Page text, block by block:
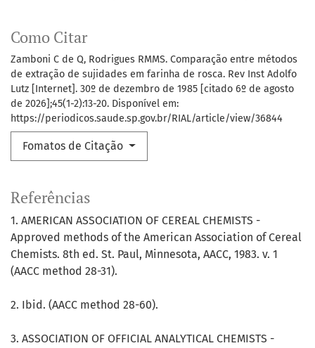
Como Citar
Zamboni C de Q, Rodrigues RMMS. Comparação entre métodos
de extração de sujidades em farinha de rosca. Rev Inst Adolfo
Lutz [Internet]. 30º de dezembro de 1985 [citado 6º de agosto
de 2026];45(1-2):13-20. Disponível em:
https://periodicos.saude.sp.gov.br/RIAL/article/view/36844
Fomatos de Citação
Referências
1. AMERICAN ASSOCIATION OF CEREAL CHEMISTS -
Approved methods of the American Association of Cereal
Chemists. 8th ed. St. Paul, Minnesota, AACC, 1983. v. 1
(AACC method 28-31).
2. Ibid. (AACC method 28-60).
3. ASSOCIATION OF OFFICIAL ANALYTICAL CHEMISTS -